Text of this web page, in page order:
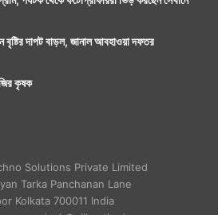
বৃষ্টির দাপট বাড়ল, জানাল আবহাওয়া দফতর
কৃষক
Solutions Private Limited
Tarka Panchanan Lane
Kolkata 700011 India